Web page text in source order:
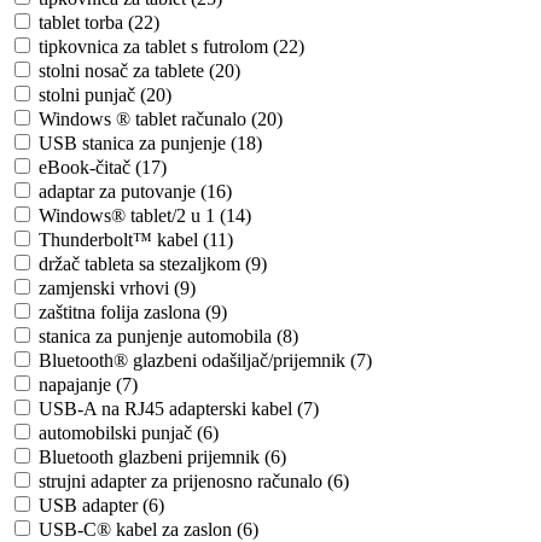
tablet torba (22)
tipkovnica za tablet s futrolom (22)
stolni nosač za tablete (20)
stolni punjač (20)
Windows ® tablet računalo (20)
USB stanica za punjenje (18)
eBook-čitač (17)
adaptar za putovanje (16)
Windows® tablet/2 u 1 (14)
Thunderbolt™ kabel (11)
držač tableta sa stezaljkom (9)
zamjenski vrhovi (9)
zaštitna folija zaslona (9)
stanica za punjenje automobila (8)
Bluetooth® glazbeni odašiljač/prijemnik (7)
napajanje (7)
USB-A na RJ45 adapterski kabel (7)
automobilski punjač (6)
Bluetooth glazbeni prijemnik (6)
strujni adapter za prijenosno računalo (6)
USB adapter (6)
USB-C® kabel za zaslon (6)